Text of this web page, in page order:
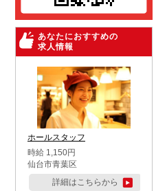
あなたにおすすめの
求人情報
ホールスタッフ
時給 1,150円
仙台市青葉区
詳細はこちらから